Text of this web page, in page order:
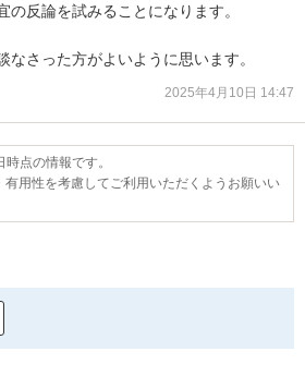
の反論を試みることになります。
なさった方がよいように思います。
2025年4月10日 14:47
点の情報です。
有用性を考慮してご利用いただくようお願いい